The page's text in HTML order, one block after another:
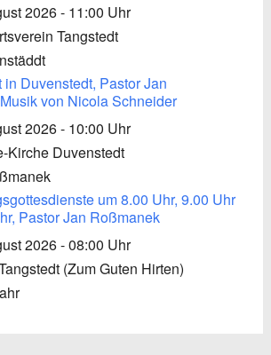
2026 - 11:00 Uhr
Tangstedt
in Duvenstedt, Pastor Jan
von Nicola Schneider
2026 - 10:00 Uhr
Kirche Duvenstedt
um 8.00 Uhr, 9.00 Uhr
Pastor Jan Roßmanek
2026 - 08:00 Uhr
(Zum Guten Hirten)